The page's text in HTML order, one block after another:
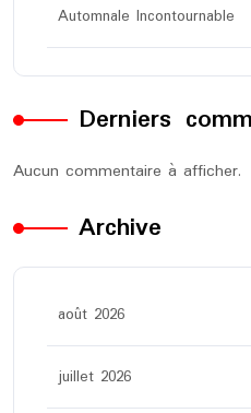
Automnale Incontournable
Derniers
Aucun commentaire à afficher.
Archive
août 2026
juillet 2026